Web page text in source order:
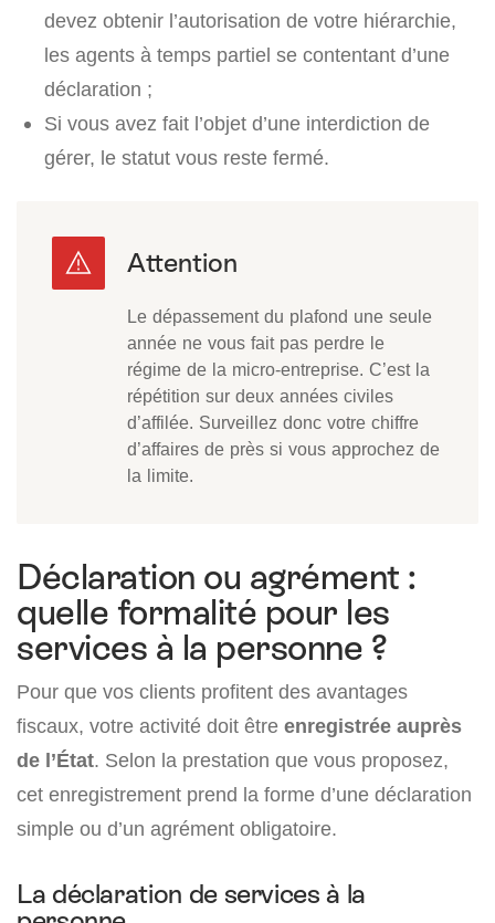
devez obtenir l’autorisation de votre hiérarchie,
les agents à temps partiel se contentant d’une
déclaration ;
Si vous avez fait l’objet d’une interdiction de
gérer, le statut vous reste fermé.
Le dépassement du plafond une seule
année ne vous fait pas perdre le
régime de la micro-entreprise. C’est la
répétition sur deux années civiles
d’affilée. Surveillez donc votre chiffre
d’affaires de près si vous approchez de
la limite.
Déclaration ou agrément :
quelle formalité pour les
services à la personne ?
Pour que vos clients profitent des avantages
fiscaux, votre activité doit être enregistrée auprès
de l’État. Selon la prestation que vous proposez,
cet enregistrement prend la forme d’une déclaration
simple ou d’un agrément obligatoire.
La déclaration de services à la